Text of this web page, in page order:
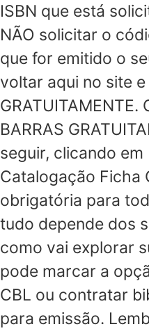
ISBN que está
NÃO solicitar o
que for emitido o
voltar aqui no site
GRATUITAMENTE.
BARRAS
seguir, clicando
Catalogação Ficha
obrigatória para
tudo depende dos
como vai explorar
pode marcar a
CBL ou contratar
para emissão.